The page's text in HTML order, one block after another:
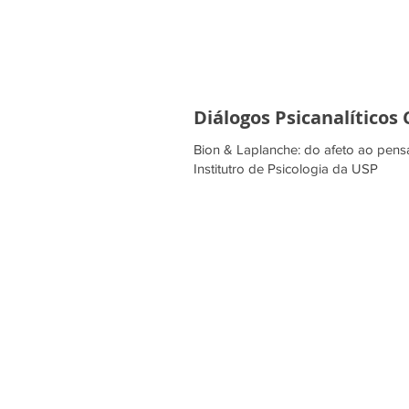
Diálogos Psicanalíticos
Bion & Laplanche: do afeto ao
Institutro de Psicologia da USP